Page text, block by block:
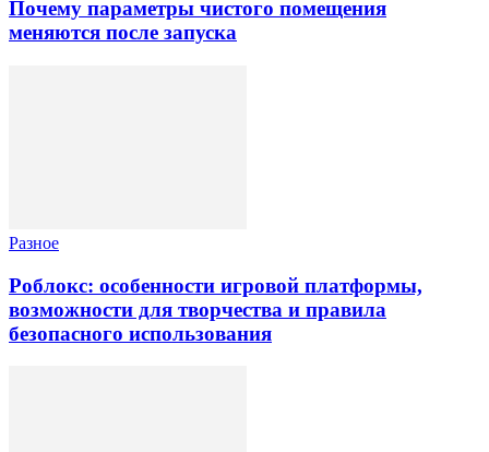
Почему параметры чистого помещения
меняются после запуска
Разное
Роблокс: особенности игровой платформы,
возможности для творчества и правила
безопасного использования